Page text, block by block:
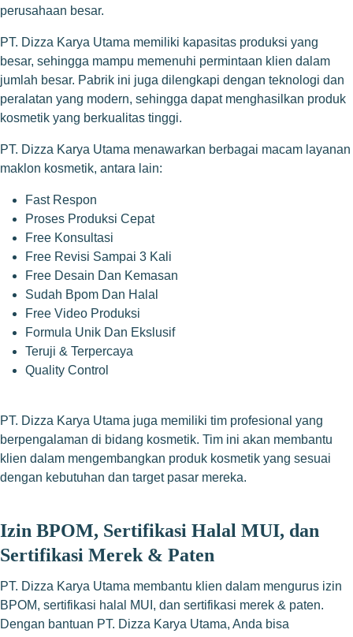
perusahaan besar.
PT. Dizza Karya Utama memiliki kapasitas produksi yang
besar, sehingga mampu memenuhi permintaan klien dalam
jumlah besar. Pabrik ini juga dilengkapi dengan teknologi dan
peralatan yang modern, sehingga dapat menghasilkan produk
kosmetik yang berkualitas tinggi.
PT. Dizza Karya Utama menawarkan berbagai macam layanan
maklon kosmetik, antara lain:
Fast Respon
Proses Produksi Cepat
Free Konsultasi
Free Revisi Sampai 3 Kali
Free Desain Dan Kemasan
Sudah Bpom Dan Halal
Free Video Produksi
Formula Unik Dan Ekslusif
Teruji & Terpercaya
Quality Control
PT. Dizza Karya Utama juga memiliki tim profesional yang
berpengalaman di bidang kosmetik. Tim ini akan membantu
klien dalam mengembangkan produk kosmetik yang sesuai
dengan kebutuhan dan target pasar mereka.
Izin BPOM, Sertifikasi Halal MUI, dan
Sertifikasi Merek & Paten
PT. Dizza Karya Utama membantu klien dalam mengurus izin
BPOM, sertifikasi halal MUI, dan sertifikasi merek & paten.
Dengan bantuan PT. Dizza Karya Utama, Anda bisa